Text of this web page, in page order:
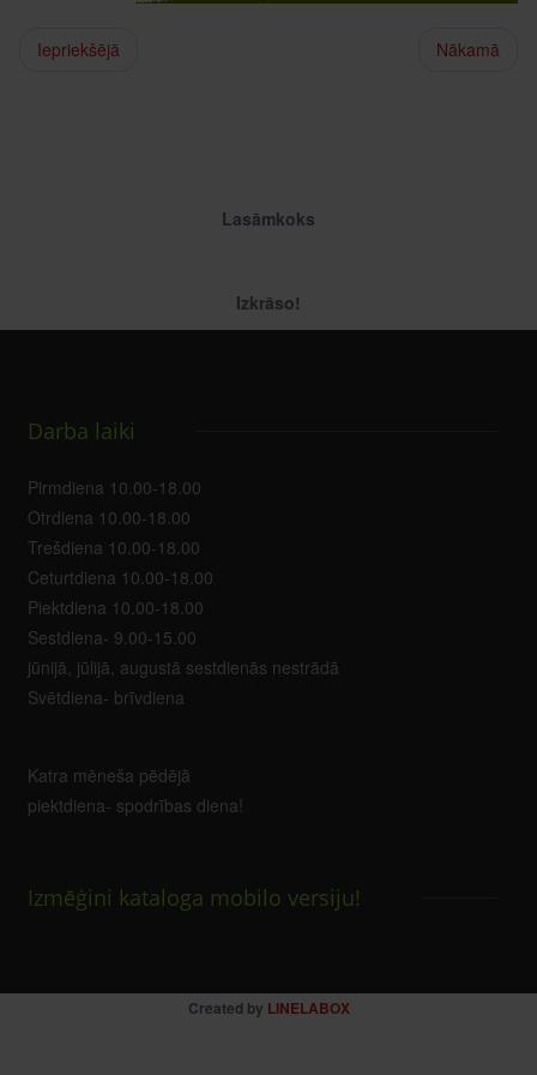
Iepriekšējā Nākamā
Lasāmkoks
Izkrāso!
Darba laiki
Pirmdiena 10.00-18.00
Otrdiena 10.00-18.00
Trešdiena 10.00-18.00
Ceturtdiena 10.00-18.00
Piektdiena 10.00-18.00
Sestdiena- 9.00-15.00
jūnijā, jūlijā, augustā sestdienās nestrādā
Svētdiena- brīvdiena
Katra mēneša pēdējā
piektdiena- spodrības diena!
Izmēģini kataloga mobilo versiju!
Created by LINELABOX